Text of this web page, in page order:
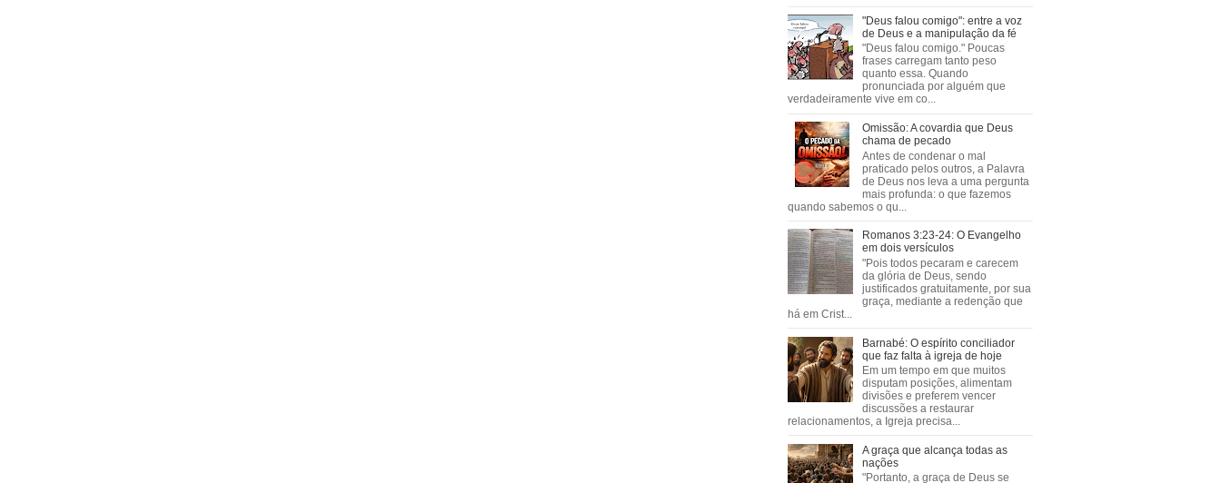
"Deus falou comigo": entre a voz
de Deus e a manipulação da fé
"Deus falou comigo." Poucas
frases carregam tanto peso
quanto essa. Quando
pronunciada por alguém que
verdadeiramente vive em co...
Omissão: A covardia que Deus
chama de pecado
Antes de condenar o mal
praticado pelos outros, a Palavra
de Deus nos leva a uma pergunta
mais profunda: o que fazemos
quando sabemos o qu...
Romanos 3:23-24: O Evangelho
em dois versículos
"Pois todos pecaram e carecem
da glória de Deus, sendo
justificados gratuitamente, por sua
graça, mediante a redenção que
há em Crist...
Barnabé: O espírito conciliador
que faz falta à igreja de hoje
Em um tempo em que muitos
disputam posições, alimentam
divisões e preferem vencer
discussões a restaurar
relacionamentos, a Igreja precisa...
A graça que alcança todas as
nações
"Portanto, a graça de Deus se